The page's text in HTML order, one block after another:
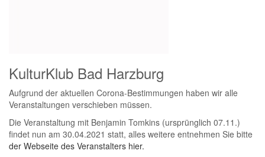
KulturKlub Bad Harzburg
Aufgrund der aktuellen Corona-Bestimmungen haben wir alle
Veranstaltungen verschieben müssen.
Die Veranstaltung mit Benjamin Tomkins (ursprünglich 07.11.)
findet nun am 30.04.2021 statt, alles weitere entnehmen Sie bitte
der Webseite des Veranstalters hier.